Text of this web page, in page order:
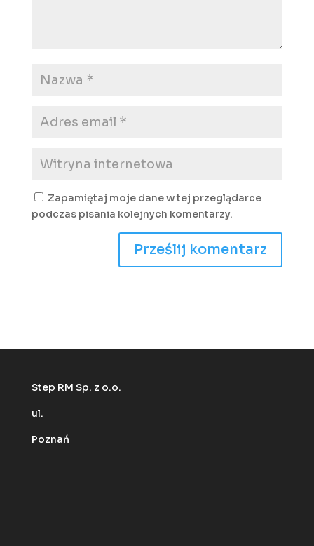
Zapamiętaj moje dane w tej przeglądarce
podczas pisania kolejnych komentarzy.
Step RM Sp. z o.o.
ul.
Poznań